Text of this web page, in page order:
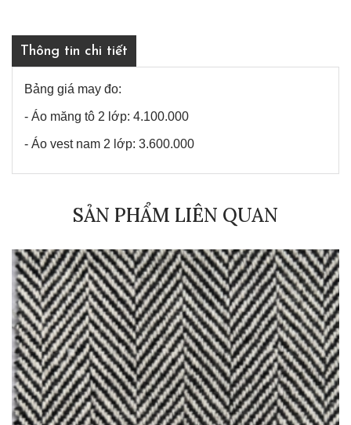
Thông tin chi tiết
Bảng giá may đo:
- Áo măng tô 2 lớp: 4.100.000
- Áo vest nam 2 lớp: 3.600.000
SẢN PHẨM LIÊN QUAN